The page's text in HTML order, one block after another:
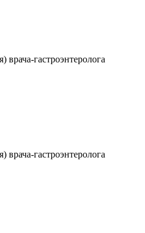
врача-гастроэнтеролога
врача-гастроэнтеролога